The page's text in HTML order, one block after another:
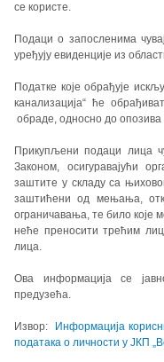
се користе.
Подаци о запосленима
уређују евиденције из
Податке које обрађује
канализација“ ће
обраде, односно до
Прикупљени подаци лица
Законом, осигуравајући
заштите у складу са
заштићени од мењања,
ограничавања, те било које
неће преносити трећим
лица.
Ова информација се
предузећа.
Извор:
Информација
података о личности у ЈКП